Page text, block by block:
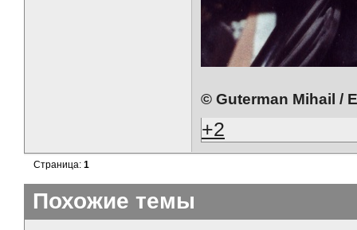
© Guterman Mihail /
+2
Страница:1
Похожие темы